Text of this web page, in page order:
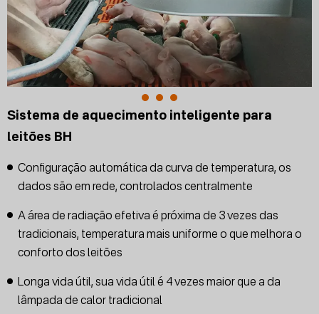
Sistema de aquecimento inteligente para
leitões BH
Configuração automática da curva de temperatura, os
dados são em rede, controlados centralmente
A área de radiação efetiva é próxima de 3 vezes das
tradicionais, temperatura mais uniforme o que melhora o
conforto dos leitões
Longa vida útil, sua vida útil é 4 vezes maior que a da
lâmpada de calor tradicional